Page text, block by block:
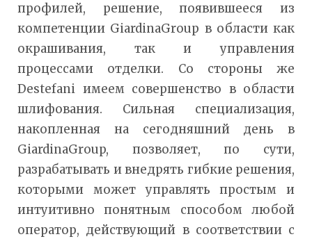
профилей, решение, появившееся из
компетенции GiardinaGroup в области как
окрашивания, так и управления
процессами отделки. Со стороны же
Destefani имеем совершенство в области
шлифования. Сильная специализация,
накопленная на сегодняшний день в
GiardinaGroup, позволяет, по сути,
разрабатывать и внедрять гибкие решения,
которыми может управлять простым и
интуитивно понятным способом любой
оператор, действующий в соответствии с